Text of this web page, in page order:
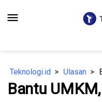
menu
Teknologi.id Ulasan
Bantu